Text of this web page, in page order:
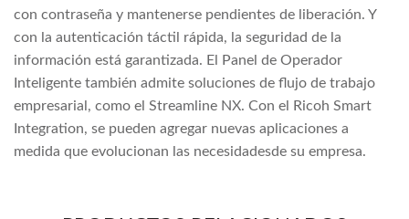
con contraseña y mantenerse pendientes de liberación. Y
con la autenticación táctil rápida, la seguridad de la
información está garantizada. El Panel de Operador
Inteligente también admite soluciones de flujo de trabajo
empresarial, como el Streamline NX. Con el Ricoh Smart
Integration, se pueden agregar nuevas aplicaciones a
medida que evolucionan las necesidadesde su empresa.